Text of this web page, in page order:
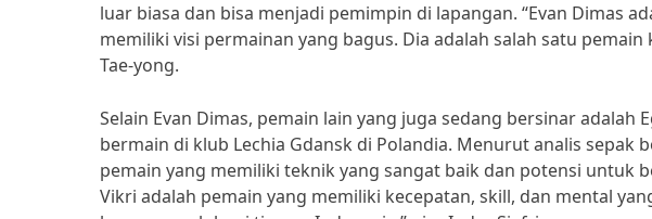
luar biasa dan bisa menjadi pemimpin di lapangan. “Evan Dimas
memiliki visi permainan yang bagus. Dia adalah salah satu
Tae-yong.
Selain Evan Dimas, pemain lain yang juga sedang bersinar adalah
bermain di klub Lechia Gdansk di Polandia. Menurut analis sepak
pemain yang memiliki teknik yang sangat baik dan potensi untuk
Vikri adalah pemain yang memiliki kecepatan, skill, dan mental